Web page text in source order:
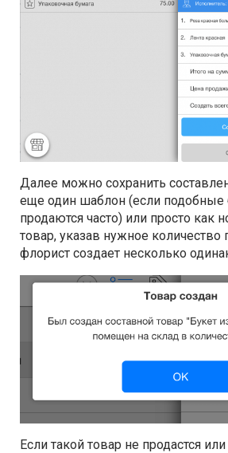
Далее можно сохранить
еще один шаблон (если подобные
продаются часто) или просто как
товар, указав нужное количество
флорист создает несколько
Если такой товар не продастся